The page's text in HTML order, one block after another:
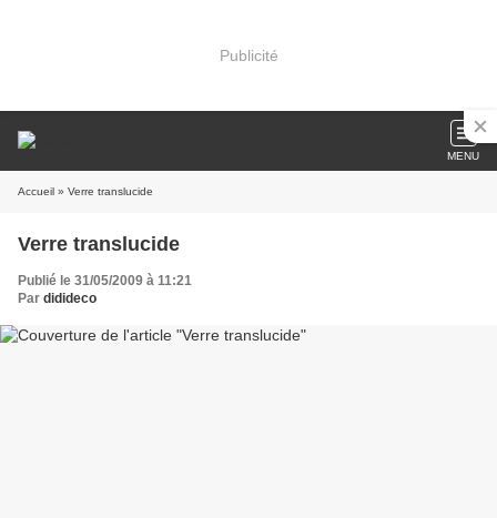
Publicité
MENU
Accueil » Verre translucide
Verre translucide
Publié le 31/05/2009 à 11:21
Par didideco